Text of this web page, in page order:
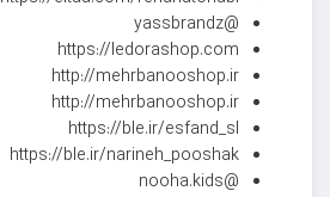
@yassbrandz
https://ledorashop.com
http://mehrbanooshop.ir
http://mehrbanooshop.ir
https://ble.ir/esfand_sl
https://ble.ir/narineh_pooshak
@nooha.kids